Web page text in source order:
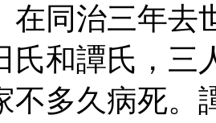
在同治三年去
和譚氏，三
不多久病死。